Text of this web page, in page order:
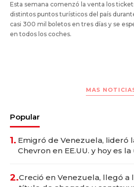
Esta semana comenzó la venta los
distintos puntos turísticos del país
casi 300 mil boletos en tres días y se
en todos los coches.
MAS
Popular
1. Emigró de Venezuela, lideró
Chevron en EE.UU. y hoy es
2.Creció en Venezuela, llegó a